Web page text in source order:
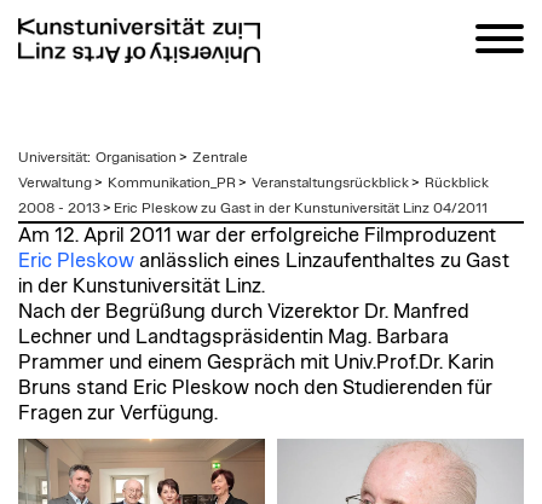
zum
Inhalt
Universität: Organisation > Zentrale
Verwaltung> Kommunikation_PR > Veranstaltungsrückblick> Rückblick
2008 - 2013> Eric Pleskow zu Gast in der Kunstuniversität Linz 04/2011
Am 12. April 2011 war der erfolgreiche Filmproduzent
Eric Pleskow anlässlich eines Linzaufenthaltes zu Gast
in der Kunstuniversität Linz.
Nach der Begrüßung durch Vizerektor Dr. Manfred
Lechner und Landtagspräsidentin Mag. Barbara
Prammer und einem Gespräch mit Univ.Prof.Dr. Karin
Bruns stand Eric Pleskow noch den Studierenden für
Fragen zur Verfügung.